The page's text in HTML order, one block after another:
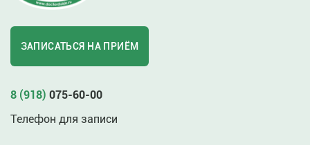
ЗАПИСАТЬСЯ НА ПРИЁМ
8 (918) 075-60-00
Телефон для записи